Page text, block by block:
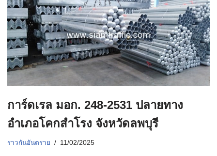
การ์ดเรล มอก. 248-2531 ปลายทาง
อำเภอโคกสำโรง จังหวัดลพบุรี
ราวกันอันตราย 11/02/2025